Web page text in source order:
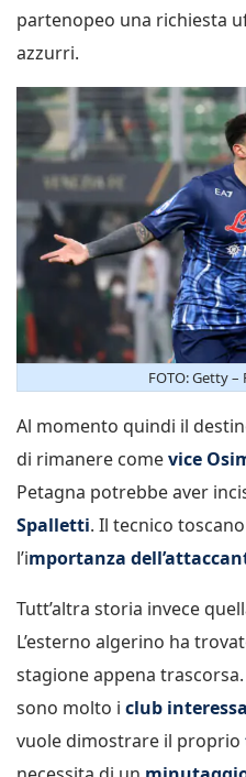
partenopeo una richiesta
azzurri.
FOTO: Getty
Al momento quindi il
di rimanere comevice
Petagna potrebbe aver
Spalletti. Il tecnico
l’importanza
Tutt’altra storia invece
L’esterno algerino ha
stagione appena
sono molto i club
vuole dimostrare il proprio